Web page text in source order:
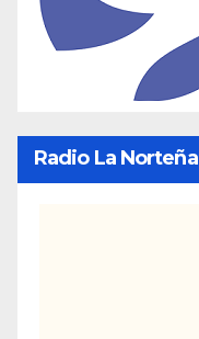
Radio La Norteña